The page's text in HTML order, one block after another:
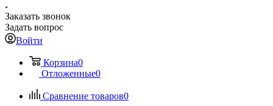
Заказать звонок
Задать вопрос
Войти
Корзина0
Отложенные0
Сравнение товаров0